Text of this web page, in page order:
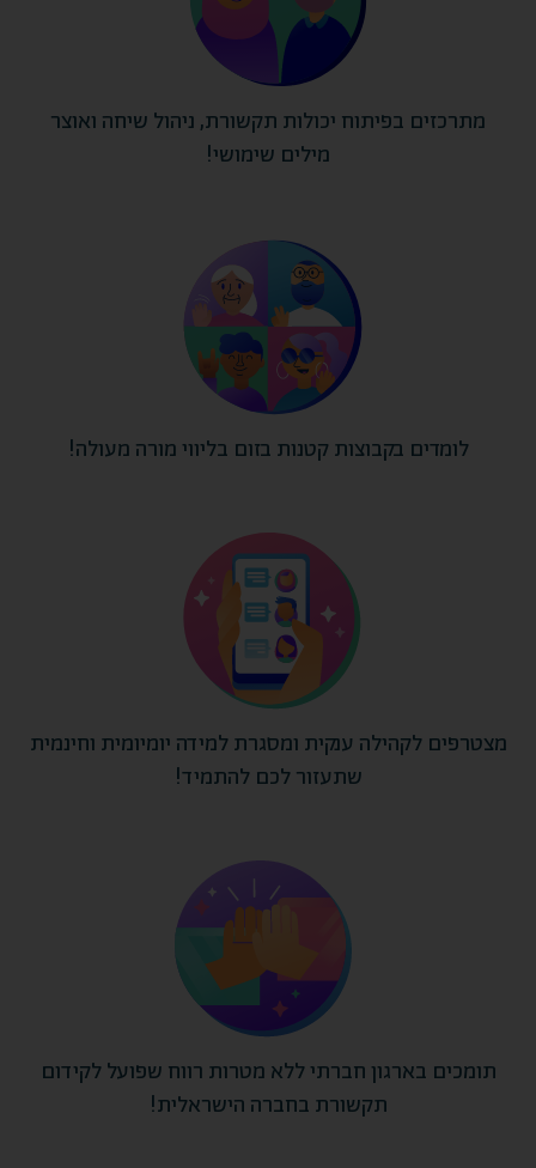
מתרכזים בפיתוח יכולות תקשורת, ניהול שיחה ואוצר
מילים שימושי!
לומדים בקבוצות קטנות בזום בליווי מורה מעולה!
מצטרפים לקהילה ענקית ומסגרת למידה יומיומית וחינמית
שתעזור לכם להתמיד!
תומכים בארגון חברתי ללא מטרות רווח שפועל לקידום
תקשורת בחברה הישראלית!